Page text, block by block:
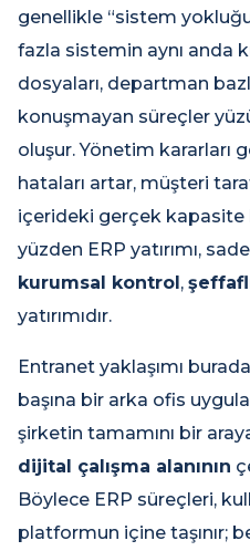
genellikle “sistem
fazla sistemin aynı anda
dosyaları, departman
konuşmayan süreçler
oluşur. Yönetim kararları
hataları artar, müşteri
içerideki gerçek
yüzden ERP yatırımı,
kurumsal kontrol ,
yatırımıdır.
Entranet yaklaşımı
başına bir arka ofis
şirketin tamamını bir
dijital çalışma alanının
Böylece ERP süreçleri,
platformun içine taşınır;